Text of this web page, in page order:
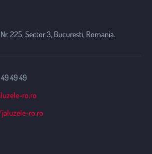
225, Sector 3, Bucuresti, Romania.
49 49
ro.ro
ro.ro